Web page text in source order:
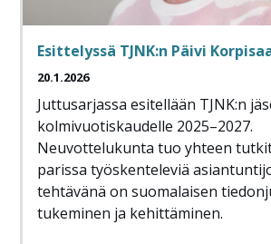
Esittelyssä TJNK:n Päivi
20.1.2026
Juttusarjassa esitellään TJNK:n
kolmivuotiskaudelle 2025–2027.
Neuvottelukunta tuo yhteen
parissa työskenteleviä
tehtävänä on suomalaisen
tukeminen ja kehittäminen.